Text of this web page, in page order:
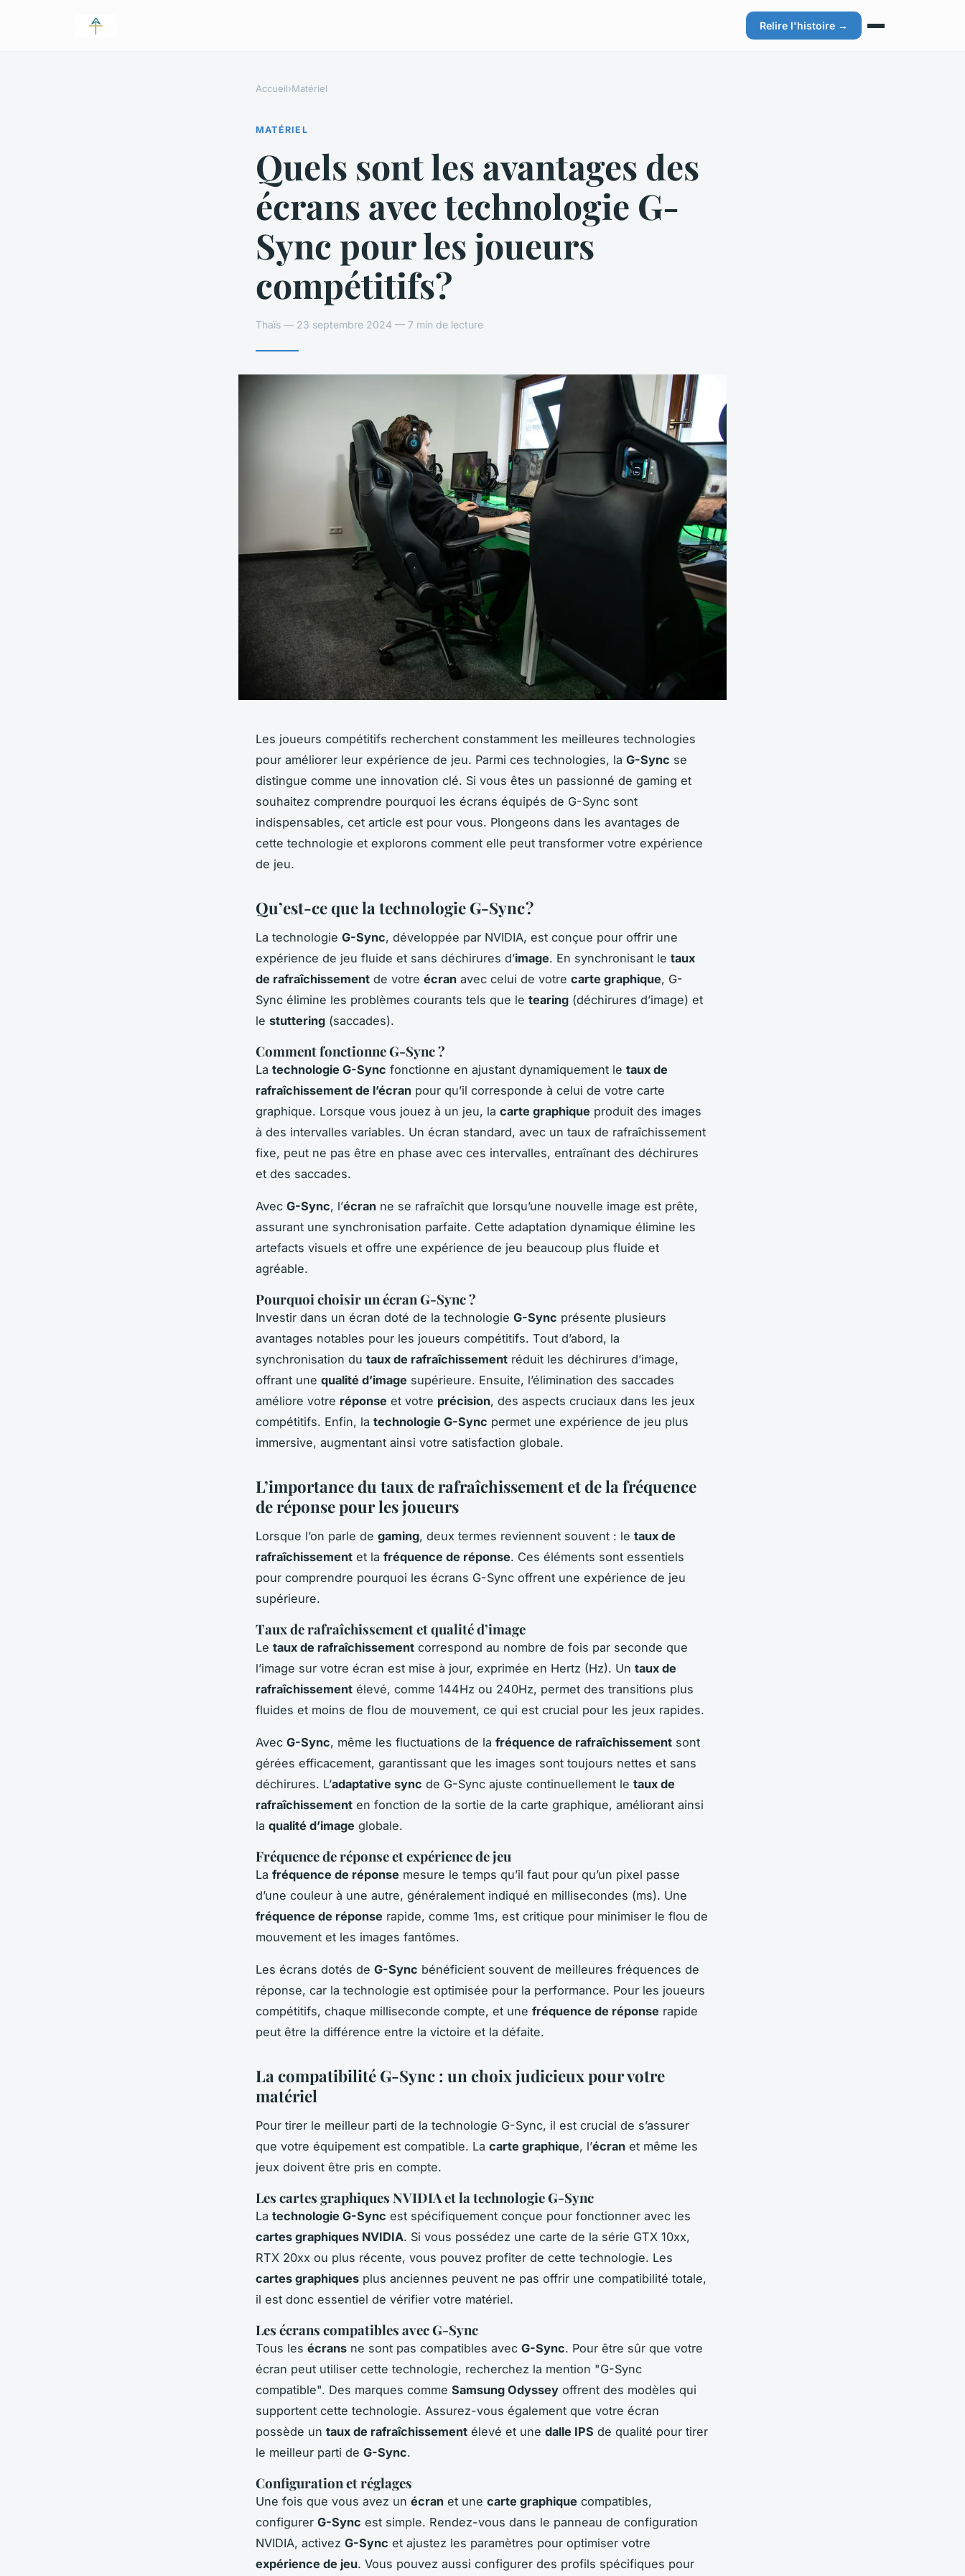
Relire l'histoire →
Accueil›Matériel
MATÉRIEL
Quels sont les avantages des
écrans avec technologie G-
Sync pour les joueurs
compétitifs?
Thaïs — 23 septembre 2024 — 7 min de lecture
Les joueurs compétitifs recherchent constamment les meilleures technologies
pour améliorer leur expérience de jeu. Parmi ces technologies, la G-Sync se
distingue comme une innovation clé. Si vous êtes un passionné de gaming et
souhaitez comprendre pourquoi les écrans équipés de G-Sync sont
indispensables, cet article est pour vous. Plongeons dans les avantages de
cette technologie et explorons comment elle peut transformer votre expérience
de jeu.
Qu’est-ce que la technologie G-Sync ?
La technologie G-Sync, développée par NVIDIA, est conçue pour offrir une
expérience de jeu fluide et sans déchirures d’image. En synchronisant le taux
de rafraîchissement de votre écran avec celui de votre carte graphique, G-
Sync élimine les problèmes courants tels que le tearing (déchirures d’image) et
le stuttering (saccades).
Comment fonctionne G-Sync ?
La technologie G-Sync fonctionne en ajustant dynamiquement le taux de
rafraîchissement de l’écran pour qu’il corresponde à celui de votre carte
graphique. Lorsque vous jouez à un jeu, la carte graphique produit des images
à des intervalles variables. Un écran standard, avec un taux de rafraîchissement
fixe, peut ne pas être en phase avec ces intervalles, entraînant des déchirures
et des saccades.
Avec G-Sync, l’écran ne se rafraîchit que lorsqu’une nouvelle image est prête,
assurant une synchronisation parfaite. Cette adaptation dynamique élimine les
artefacts visuels et offre une expérience de jeu beaucoup plus fluide et
agréable.
Pourquoi choisir un écran G-Sync ?
Investir dans un écran doté de la technologie G-Sync présente plusieurs
avantages notables pour les joueurs compétitifs. Tout d’abord, la
synchronisation du taux de rafraîchissement réduit les déchirures d’image,
offrant une qualité d’image supérieure. Ensuite, l’élimination des saccades
améliore votre réponse et votre précision, des aspects cruciaux dans les jeux
compétitifs. Enfin, la technologie G-Sync permet une expérience de jeu plus
immersive, augmentant ainsi votre satisfaction globale.
L’importance du taux de rafraîchissement et de la fréquence
de réponse pour les joueurs
Lorsque l’on parle de gaming, deux termes reviennent souvent : le taux de
rafraîchissement et la fréquence de réponse. Ces éléments sont essentiels
pour comprendre pourquoi les écrans G-Sync offrent une expérience de jeu
supérieure.
Taux de rafraîchissement et qualité d’image
Le taux de rafraîchissement correspond au nombre de fois par seconde que
l’image sur votre écran est mise à jour, exprimée en Hertz (Hz). Un taux de
rafraîchissement élevé, comme 144Hz ou 240Hz, permet des transitions plus
fluides et moins de flou de mouvement, ce qui est crucial pour les jeux rapides.
Avec G-Sync, même les fluctuations de la fréquence de rafraîchissement sont
gérées efficacement, garantissant que les images sont toujours nettes et sans
déchirures. L’adaptative sync de G-Sync ajuste continuellement le taux de
rafraîchissement en fonction de la sortie de la carte graphique, améliorant ainsi
la qualité d’image globale.
Fréquence de réponse et expérience de jeu
La fréquence de réponse mesure le temps qu’il faut pour qu’un pixel passe
d’une couleur à une autre, généralement indiqué en millisecondes (ms). Une
fréquence de réponse rapide, comme 1ms, est critique pour minimiser le flou de
mouvement et les images fantômes.
Les écrans dotés de G-Sync bénéficient souvent de meilleures fréquences de
réponse, car la technologie est optimisée pour la performance. Pour les joueurs
compétitifs, chaque milliseconde compte, et une fréquence de réponse rapide
peut être la différence entre la victoire et la défaite.
La compatibilité G-Sync : un choix judicieux pour votre
matériel
Pour tirer le meilleur parti de la technologie G-Sync, il est crucial de s’assurer
que votre équipement est compatible. La carte graphique, l’écran et même les
jeux doivent être pris en compte.
Les cartes graphiques NVIDIA et la technologie G-Sync
La technologie G-Sync est spécifiquement conçue pour fonctionner avec les
cartes graphiques NVIDIA. Si vous possédez une carte de la série GTX 10xx,
RTX 20xx ou plus récente, vous pouvez profiter de cette technologie. Les
cartes graphiques plus anciennes peuvent ne pas offrir une compatibilité totale,
il est donc essentiel de vérifier votre matériel.
Les écrans compatibles avec G-Sync
Tous les écrans ne sont pas compatibles avec G-Sync. Pour être sûr que votre
écran peut utiliser cette technologie, recherchez la mention "G-Sync
compatible". Des marques comme Samsung Odyssey offrent des modèles qui
supportent cette technologie. Assurez-vous également que votre écran
possède un taux de rafraîchissement élevé et une dalle IPS de qualité pour tirer
le meilleur parti de G-Sync.
Configuration et réglages
Une fois que vous avez un écran et une carte graphique compatibles,
configurer G-Sync est simple. Rendez-vous dans le panneau de configuration
NVIDIA, activez G-Sync et ajustez les paramètres pour optimiser votre
expérience de jeu. Vous pouvez aussi configurer des profils spécifiques pour